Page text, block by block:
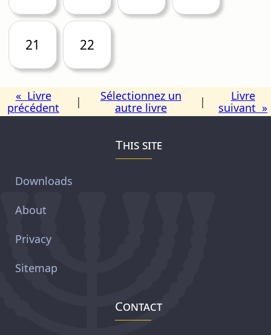
21 22
« Livre
précédent
|
Sélectionnez un
autre livre
|
Livre
suivant »
This site
Downloads
About
Privacy
Sitemap
Contact